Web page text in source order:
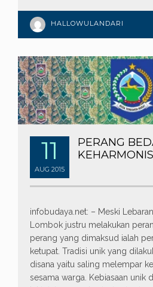
HALLOWULANDARI
11
AUG 2015
PERANG
infobudaya.net: – Meski
Lombok justru melakukan
perang yang dimaksud ialah
ketupat. Tradisi unik yang
disana yaitu saling melempar
sesama warga. Kebiasaan unik